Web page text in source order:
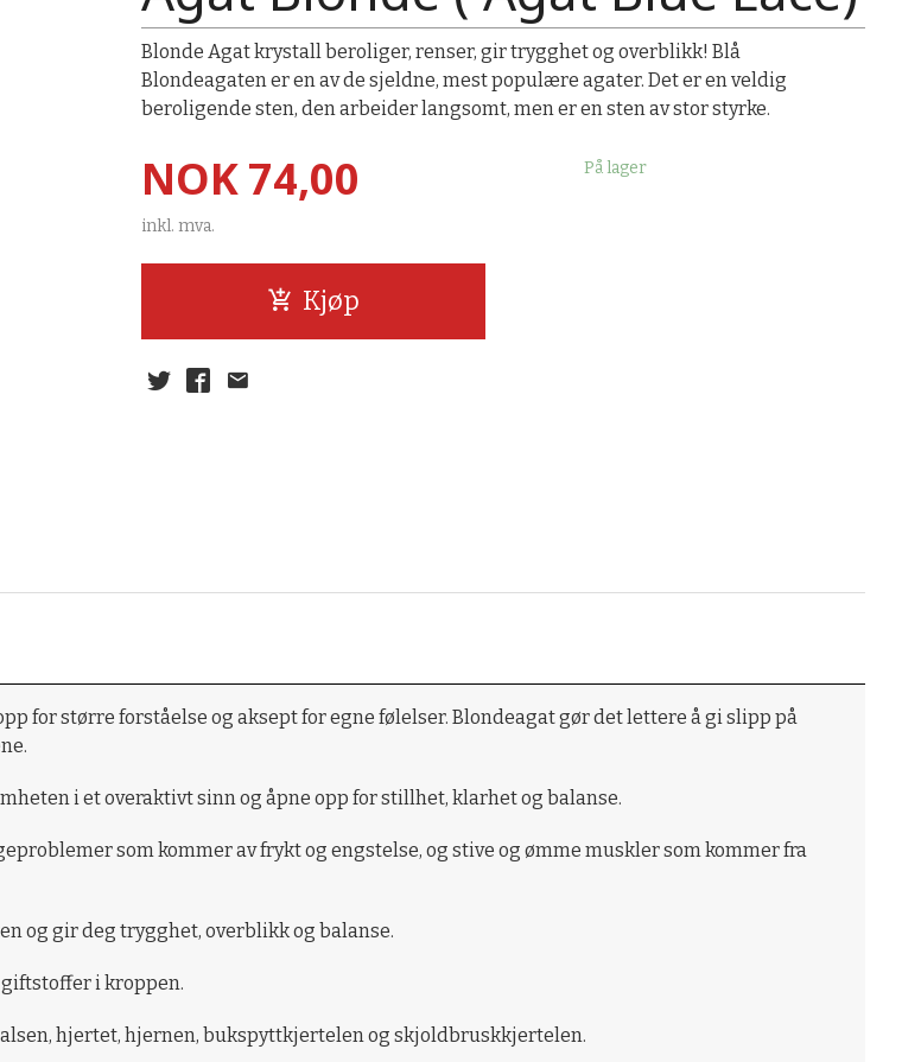
Blonde Agat krystall beroliger, renser, gir trygghet og overblikk! Blå
Blondeagaten er en av de sjeldne, mest populære agater. Det er en veldig
beroligende sten, den arbeider langsomt, men er en sten av stor styrke.
Pris
NOK74,00
inkl. mva.
På lager
Kjøp
for større forståelse og aksept for egne følelser. Blondeagat gør det lettere å gi slipp på
i et overaktivt sinn og åpne opp for stillhet, klarhet og balanse.
som kommer av frykt og engstelse, og stive og ømme muskler som kommer fra
og gir deg trygghet, overblikk og balanse.
giftstoffer i kroppen.
hjertet, hjernen, bukspyttkjertelen og skjoldbruskkjertelen.